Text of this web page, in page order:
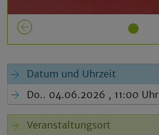
Datum und Uhrzeit
Do.. 04.06.2026 , 11:00 Uhr
Veranstaltungsort